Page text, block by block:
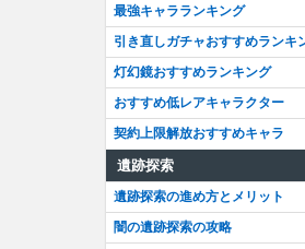
最強キャラランキング
引き直しガチャおすすめランキ
灯幻鏡おすすめランキング
おすすめ低レアキャラクター
契約上限解放おすすめキャラ
遺跡探索
遺跡探索の進め方とメリット
闇の遺跡探索の攻略